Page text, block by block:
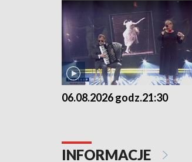
06.08.2026 godz.21:30
INFORMACJE